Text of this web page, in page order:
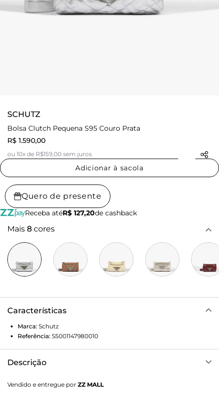
SCHUTZ
Bolsa Clutch Pequena S95 Couro Prata
R$ 1.590,00
ou 10x de R$159,00 sem juros
Adicionar à sacola
Quero de presente
Receba atéR$ 127,20de cashback
Mais 8 cores
Características
Marca: Schutz
Referência: S5001147980010
Descrição
um acessório mais especial. Feita em couro matelassê
Vendido e entregue por ZZ MALL